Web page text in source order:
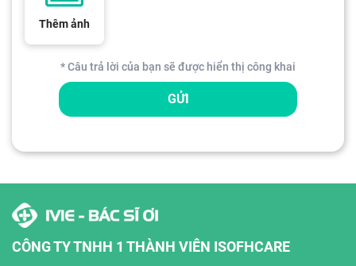
Thêm ảnh
* Câu trả lời của bạn sẽ được hiển thị công khai
GỬI
CÔNG TY TNHH 1 THÀNH VIÊN ISOFHCARE